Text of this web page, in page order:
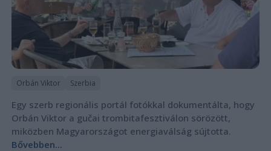
Orbán Viktor Szerbia
Egy szerb regionális portál fotókkal dokumentálta, hogy
Orbán Viktor a gučai trombitafesztiválon sörözött,
miközben Magyarországot energiaválság sújtotta.
Bővebben...